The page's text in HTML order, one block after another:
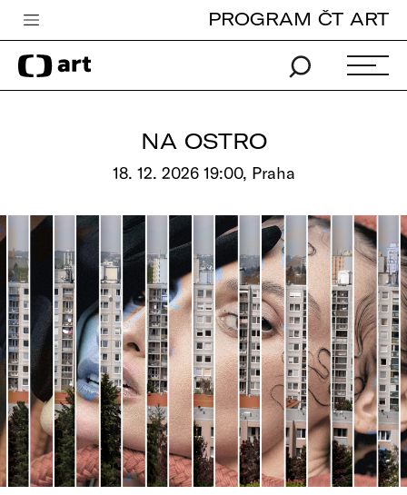
Česká televize
Zpravodajství
Pro děti
edu
Vše o ČT
PROGRAM ČT ART
NA OSTRO
18. 12. 2026 19:00, Praha